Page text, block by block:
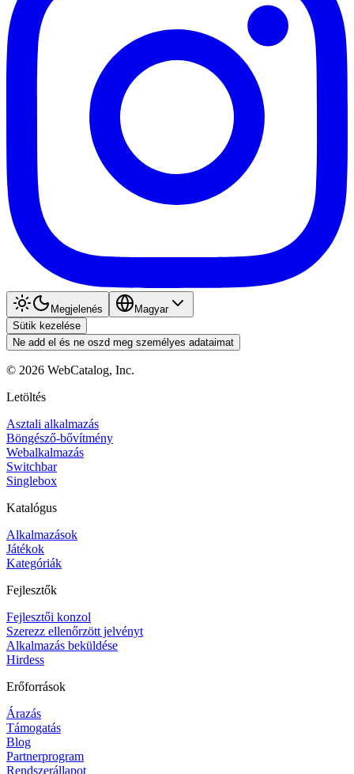
Megjelenés
Magyar
Sütik kezelése
Ne add el és ne oszd meg személyes adataimat
© 2026 WebCatalog, Inc.
Letöltés
Asztali alkalmazás
Böngésző-bővítmény
Webalkalmazás
Switchbar
Singlebox
Katalógus
Alkalmazások
Játékok
Kategóriák
Fejlesztők
Fejlesztői konzol
Szerezz ellenőrzött jelvényt
Alkalmazás beküldése
Hirdess
Erőforrások
Árazás
Támogatás
Blog
Partnerprogram
Rendszerállapot